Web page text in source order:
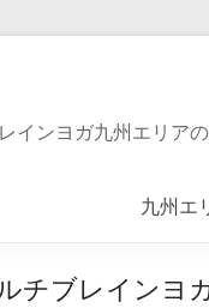
インヨガ九州エリア
九州エ
チブレインヨ